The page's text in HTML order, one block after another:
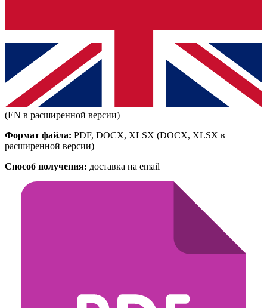
(EN в расширенной версии)
Формат файла: PDF, DOCX, XLSX (DOCX, XLSX в
расширенной версии)
Способ получения: доставка на email